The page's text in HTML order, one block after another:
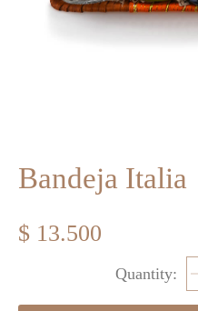
Bandeja Italia
$ 13.500